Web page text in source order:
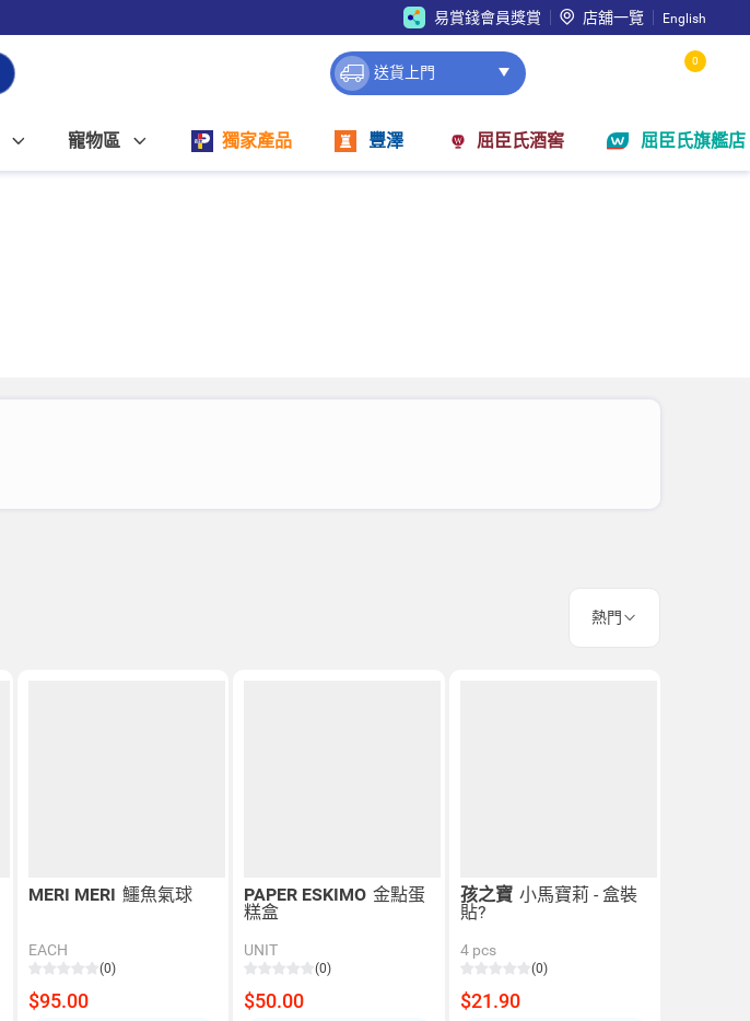
易賞錢會員獎賞 店舖一覽 English
送貨上門
0
寵物區 獨家產品 豐澤 屈臣氏酒窖 屈臣氏旗艦店
熱門
MERI MERI 鱷魚氣球
EACH
(0)
$95.00
PAPER ESKIMO 金點蛋
糕盒
UNIT
(0)
$50.00
孩之寶 小馬寶莉 - 盒裝
貼?
4 pcs
(0)
$21.90